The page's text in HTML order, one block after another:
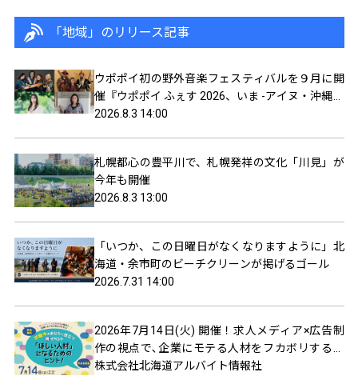
「地域」のリリース記事
ウポポイ初の野外音楽フェスティバルを９月に開
催『ウポポイ ふぇす 2026、いま -アイヌ・沖縄・
奄美がつながる-』
2026.8.3 14:00
札幌都心の豊平川で、札幌発祥の文化「川見」が
今年も開催
2026.8.3 13:00
「いつか、この日曜日がなくなりますように」北
海道・余市町のビーチクリーンが掲げるゴール
2026.7.31 14:00
2026年7月14日(火) 開催！求人メディア×広告制
作の視点で､企業にモテる人材をフカボリするト
ークイベント！
株式会社北海道アルバイト情報社